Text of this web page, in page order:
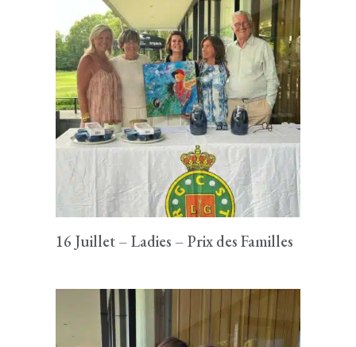
16 Juillet – Ladies – Prix des Familles